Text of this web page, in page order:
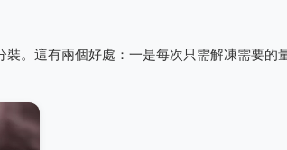
。這有兩個好處：一是每次只需解凍需要的